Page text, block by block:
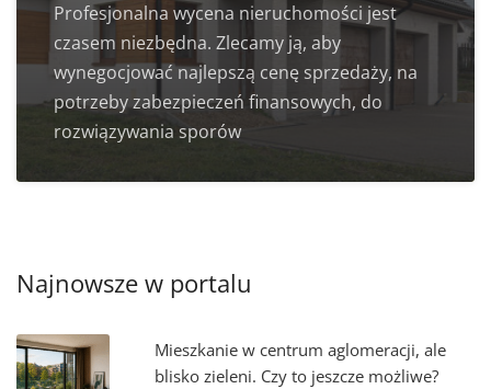
Profesjonalna wycena nieruchomości jest
czasem niezbędna. Zlecamy ją, aby
wynegocjować najlepszą cenę sprzedaży, na
potrzeby zabezpieczeń finansowych, do
rozwiązywania sporów
Najnowsze w portalu
Mieszkanie w centrum aglomeracji, ale
blisko zieleni. Czy to jeszcze możliwe?